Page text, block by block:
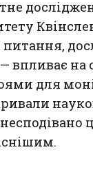
питання,
впливає
для